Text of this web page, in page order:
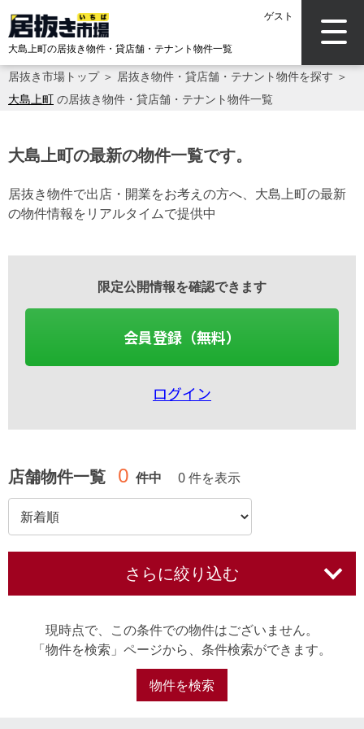
ゲスト
大島上町の居抜き物件・貸店舗・テナント物件一覧
居抜き市場トップ＞ 居抜き物件・貸店舗・テナント物件を探す ＞
大島上町 の居抜き物件・貸店舗・テナント物件一覧
大島上町の最新の物件一覧です。
居抜き物件で出店・開業をお考えの方へ、大島上町の最新
の物件情報をリアルタイムで提供中
限定公開情報を確認できます
会員登録（無料）
ログイン
店舗物件一覧 0 件中 0 件を表示
さらに絞り込む
現時点で、この条件での物件はございません。
「物件を検索」ページから、条件検索ができます。
物件を検索